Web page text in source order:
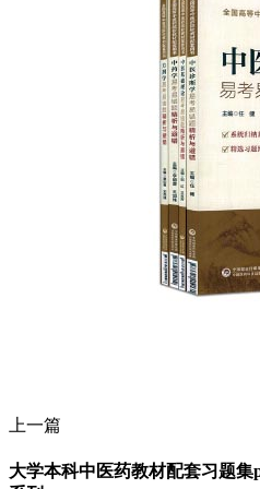
上一篇
大学本科中医药教材配套习题